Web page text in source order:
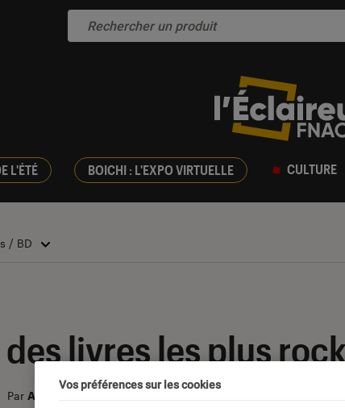
L'ÉTÉ BOICHI : L'EXPO VIRTUELLE CULTURE
/ BD
livres les plus
Par Anna
Vos préférences sur les cookies